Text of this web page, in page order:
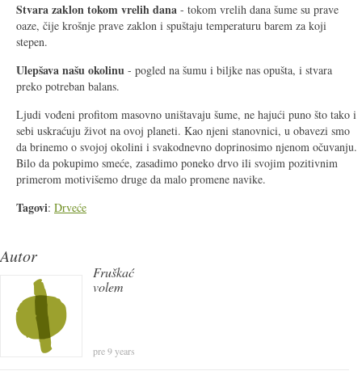
Stvara zaklon tokom vrelih dana - tokom vrelih dana šume su prave
oaze, čije krošnje prave zaklon i spuštaju temperaturu barem za koji
stepen.
Ulepšava našu okolinu - pogled na šumu i biljke nas opušta, i stvara
preko potreban balans.
Ljudi vođeni profitom masovno uništavaju šume, ne hajući puno što tako i
sebi uskraćuju život na ovoj planeti. Kao njeni stanovnici, u obavezi smo
da brinemo o svojoj okolini i svakodnevno doprinosimo njenom očuvanju.
Bilo da pokupimo smeće, zasadimo poneko drvo ili svojim pozitivnim
primerom motivišemo druge da malo promene navike.
Tagovi: Drveće
Autor
Fruškać
volem
pre 9 years